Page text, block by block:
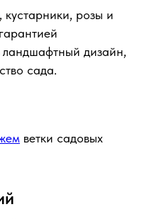
, кустарники, розы и
дизайн,
сада.
ветки садовых